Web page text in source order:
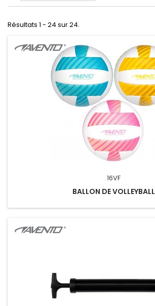
Résultats 1 - 24 sur 24.
16VF
BALLON DE VOLLEYBALL